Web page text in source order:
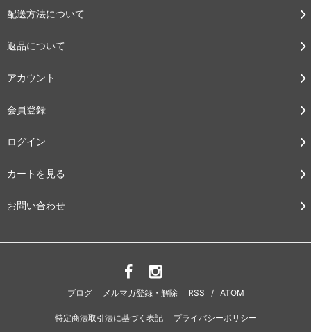
配送方法について
返品について
アカウント
会員登録
ログイン
カートを見る
お問い合わせ
ブログ メルマガ登録・解除 RSS / ATOM
特定商法取引法に基づく表記 プライバシーポリシー